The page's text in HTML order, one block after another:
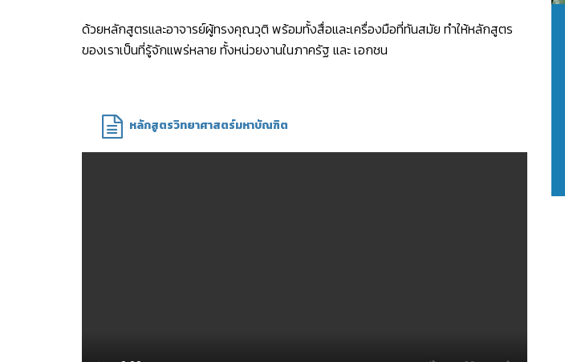
ด้วยหลักสูตรและอาจารย์ผู้ทรงคุณวุติ พร้อมทั้งสื่อและเครื่องมือที่ทันสมัย ทำให้หลักสูตร
ของเราเป็นที่รู้จักแพร่หลาย ทั้งหน่วยงานในภาครัฐ และ เอกชน
หลักสูตรวิทยาศาสตร์มหาบัณฑิต